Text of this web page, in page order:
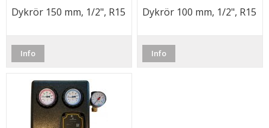
Dykrör 150 mm, 1/2", R15
Info
Dykrör 100 mm, 1/2", R15
Info